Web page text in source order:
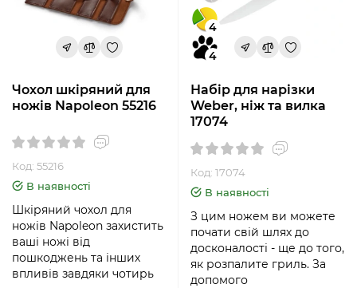
Чохол шкіряний для
ножів Napoleon 55216
Код: 55216
В наявності
Шкіряний чохол для
ножів Napoleon захистить
ваші ножі від
пошкоджень та інших
впливів завдяки чотирь
4
4
Набір для нарізки
Weber, ніж та вилка
17074
Код: 17074
В наявності
З цим ножем ви можете
почати свій шлях до
досконалості - ще до того,
як розпалите гриль. За
допомого